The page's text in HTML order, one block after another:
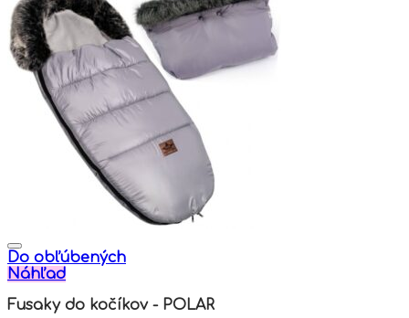
Do obľúbených
Náhľad
Fusaky do kočíkov - POLAR